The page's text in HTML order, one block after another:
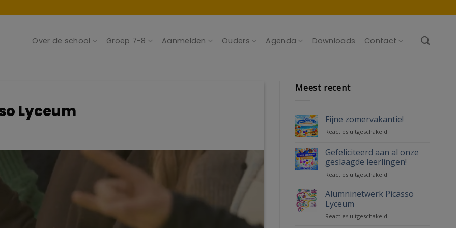
Over de school Groep 7-8 Aanmelden Ouders Agenda Downloads Contact
Lyceum
Meest recent
Fijne zomervakantie!
Reacties uitgeschakeld
zomervakantie!
Gefeliciteerd aan al onze
geslaagde leerlingen!
Reacties uitgeschakeld
aan
al
Alumninetwerk Picasso
Lyceum
Reacties uitgeschakeld